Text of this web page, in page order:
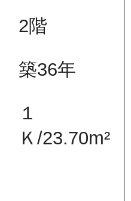
2階
築36年
１
Ｋ /23.70m²